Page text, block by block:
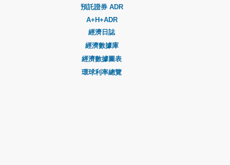
預託證券 ADR
A+H+ADR
經濟日誌
經濟數據庫
經濟數據圖表
環球利率總覽